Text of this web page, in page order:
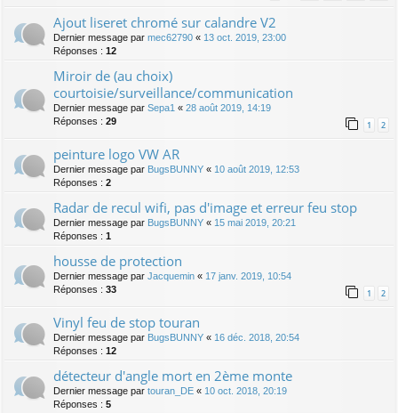
Ajout liseret chromé sur calandre V2
Dernier message par mec62790 « 13 oct. 2019, 23:00
Réponses : 12
Miroir de (au choix)
courtoisie/surveillance/communication
Dernier message par Sepa1 « 28 août 2019, 14:19
Réponses : 29 1 2
peinture logo VW AR
Dernier message par BugsBUNNY « 10 août 2019, 12:53
Réponses : 2
Radar de recul wifi, pas d'image et erreur feu stop
Dernier message par BugsBUNNY « 15 mai 2019, 20:21
Réponses : 1
housse de protection
Dernier message par Jacquemin « 17 janv. 2019, 10:54
Réponses : 33 1 2
Vinyl feu de stop touran
Dernier message par BugsBUNNY « 16 déc. 2018, 20:54
Réponses : 12
détecteur d'angle mort en 2ème monte
Dernier message par touran_DE « 10 oct. 2018, 20:19
Réponses : 5